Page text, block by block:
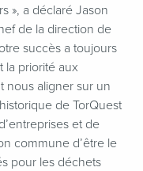
», a déclaré Jason
de la direction de
succès a toujours
la priorité aux
nous aligner sur un
de TorQuest
et de
commune d’être le
pour les déchets